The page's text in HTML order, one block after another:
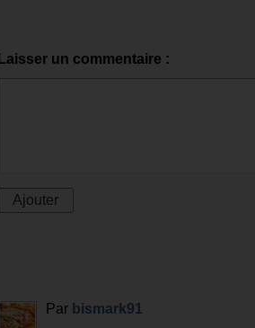
Laisser un commentaire :
Par bismark91